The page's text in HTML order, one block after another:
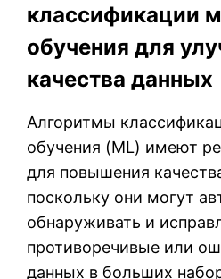
классификации
обучения для
качества данных
Алгоритмы
обучения (ML) имеют
для повышения
поскольку они могут
обнаруживать и
противоречивые или
данных в больших